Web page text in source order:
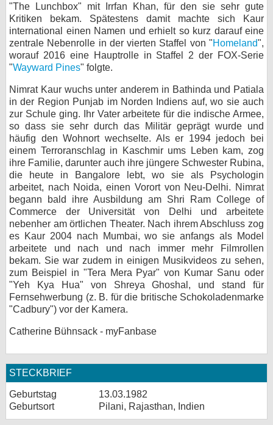
"The Lunchbox" mit Irrfan Khan, für den sie sehr gute
Kritiken bekam. Spätestens damit machte sich Kaur
international einen Namen und erhielt so kurz darauf eine
zentrale Nebenrolle in der vierten Staffel von "Homeland",
worauf 2016 eine Hauptrolle in Staffel 2 der FOX-Serie
"Wayward Pines" folgte.
Nimrat Kaur wuchs unter anderem in Bathinda und Patiala
in der Region Punjab im Norden Indiens auf, wo sie auch
zur Schule ging. Ihr Vater arbeitete für die indische Armee,
so dass sie sehr durch das Militär geprägt wurde und
häufig den Wohnort wechselte. Als er 1994 jedoch bei
einem Terroranschlag in Kaschmir ums Leben kam, zog
ihre Familie, darunter auch ihre jüngere Schwester Rubina,
die heute in Bangalore lebt, wo sie als Psychologin
arbeitet, nach Noida, einen Vorort von Neu-Delhi. Nimrat
begann bald ihre Ausbildung am Shri Ram College of
Commerce der Universität von Delhi und arbeitete
nebenher am örtlichen Theater. Nach ihrem Abschluss zog
es Kaur 2004 nach Mumbai, wo sie anfangs als Model
arbeitete und nach und nach immer mehr Filmrollen
bekam. Sie war zudem in einigen Musikvideos zu sehen,
zum Beispiel in "Tera Mera Pyar" von Kumar Sanu oder
"Yeh Kya Hua" von Shreya Ghoshal, und stand für
Fernsehwerbung (z. B. für die britische Schokoladenmarke
"Cadbury") vor der Kamera.
Catherine Bühnsack - myFanbase
STECKBRIEF
Geburtstag
13.03.1982
Geburtsort
Pilani, Rajasthan, Indien
Kontakt
Nutzungsbedingungen
Cookie-Einstellungen
Impressum
Desktop-Ansicht
myFanbase